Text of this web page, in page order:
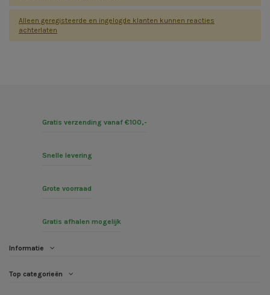
Alleen geregisteerde en ingelogde klanten kunnen reacties
achterlaten
Gratis verzending vanaf €100,-
Snelle levering
Grote voorraad
Gratis afhalen mogelijk
Informatie
Top categorieën